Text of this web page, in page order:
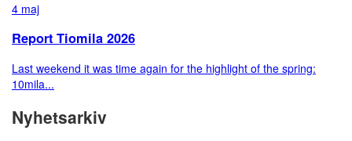
4 maj
Report Tiomila 2026
Last weekend it was time again for the highlight of the spring:
10mila...
Nyhetsarkiv